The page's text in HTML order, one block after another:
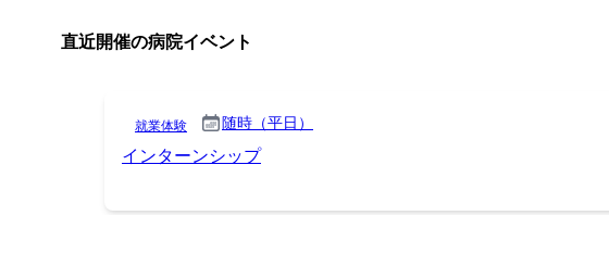
直近開催の病院イベント
就業体験 随時（平日）
インターンシップ